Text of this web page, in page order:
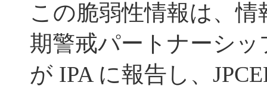
この脆弱性情報は、
期警戒パートナーシ
が IPA に報告し、